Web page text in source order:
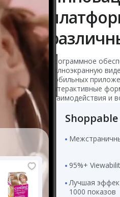
Программное
полноэкранную
мобильных
интерактивные
взаимодействия и
Shoppable
95%+
Лучшая
1000 показов